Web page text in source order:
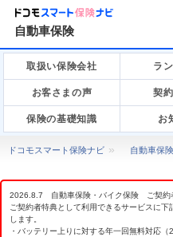
自動車保険
取扱い保険会社 ラ
お客さまの声 契
保険の基礎知識 お
ドコモスマート保険ナビ 自動車保険
2026.8.7 自動車保険・バイク保険 ご契約
ご契約者特典として利用できるサービスに
します。
・バッテリー上りに対する年一回無料対応